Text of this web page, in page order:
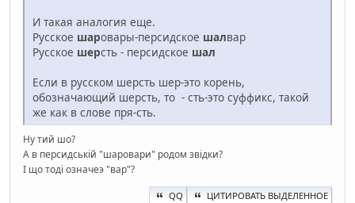
И такая аналогия еще.
Русское шаровары-персидское шалвар
Русское шерсть - персидское шал
Если в русском шерсть шер-это корень,
обозначающий шерсть, то - сть-это суффикс, такой
же как в слове пря-сть.
Ну тий шо?
А в персидськiй "шаровари" родом звiдки?
I що тодi означеэ "вар"?
QQ ЦИТИРОВАТЬ ВЫДЕЛЕННОЕ